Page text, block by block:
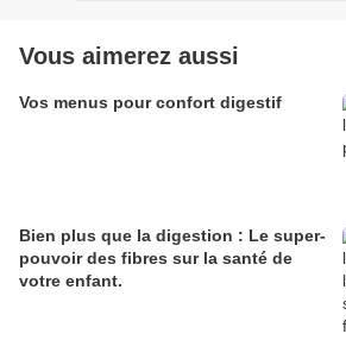
Vous aimerez aussi
Vos menus pour confort digestif
Bien plus que la digestion : Le super-
pouvoir des fibres sur la santé de
votre enfant.